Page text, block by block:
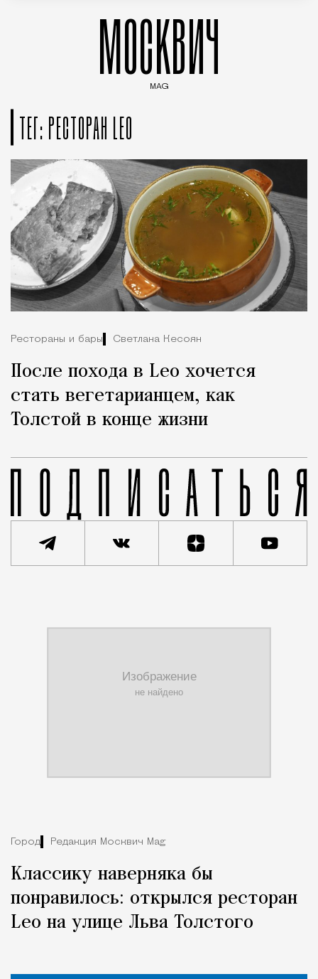
МОСКВИЧ
MAG
ТЕГ: РЕСТОРАН LEO
Рестораны и бары Светлана Кесоян
После похода в Leo хочется
стать вегетарианцем, как
Толстой в конце жизни
Город Редакция Москвич Mag
Классику наверняка бы
понравилось: открылся ресторан
Leo на улице Льва Толстого